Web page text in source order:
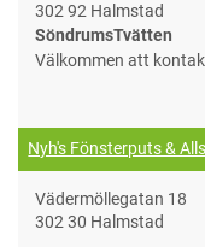
302 92 Halmstad
SöndrumsTvätten
Välkommen att
Nyh's Fönsterputs &
Vädermöllegatan 18
302 30 Halmstad